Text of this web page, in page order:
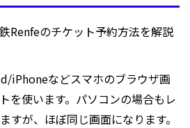
Renfeのチケット予約方法を解説
iPhoneなどスマホのブラウザ画
を使います。パソコンの場合もレ
すが、ほぼ同じ画面になります。